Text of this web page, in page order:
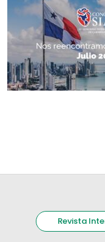
Revista